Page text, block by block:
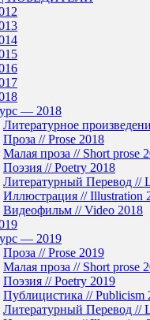
— 2018
Литературное
Проза // Prose 2018
Малая проза // Short prose
Поэзия // Poetry 2018
Литературный Перевод //
Иллюстрация // Illustration
Видеофильм // Video 2018
— 2019
Проза // Prose 2019
Малая проза // Short prose
Поэзия // Poetry 2019
Публицистика // Publicism
Литературный Перевод //